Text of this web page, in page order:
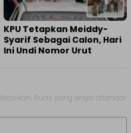
KPU Tetapkan Meiddy-
Syarif Sebagai Calon, Hari
Ini Undi Nomor Urut
Ruas yang wajib ditandai